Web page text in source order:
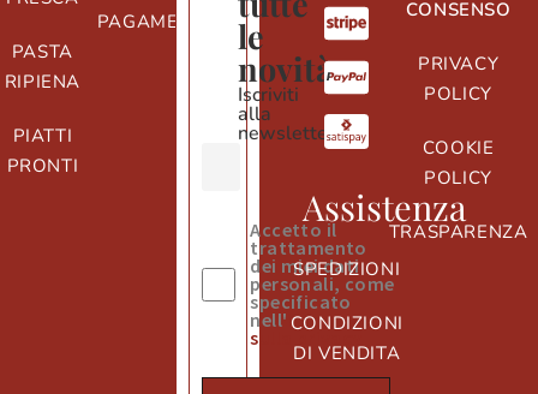
PASTA
RIPIENA
PIATTI
PRONTI
PAGAMENTI le
novità
Iscriviti
alla
newsletter
Accetto il
trattamento
dei miei dati
personali, come
specificato
nell' informativa
sulla privacy
Assistenza
SPEDIZIONI
CONDIZIONI
DI VENDITA
CONSENSO
PRIVACY
POLICY
COOKIE
POLICY
TRASPARENZA